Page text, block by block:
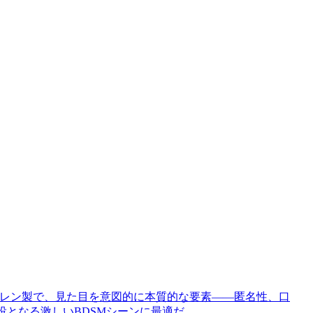
ン製で、見た目を意図的に本質的な要素――匿名性、口